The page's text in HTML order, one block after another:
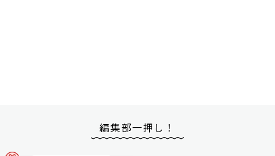
編集部一押し！